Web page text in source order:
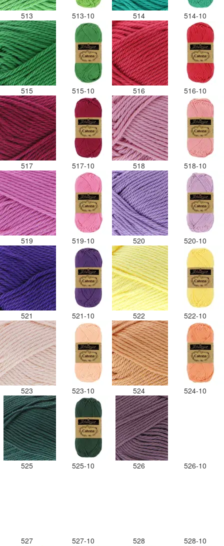
513 513-10 514 514-10
515 515-10 516 516-10
517 517-10 518 518-10
519 519-10 520 520-10
521 521-10 522 522-10
523 523-10 524 524-10
525 525-10 526 526-10
527 527-10 528 528-10